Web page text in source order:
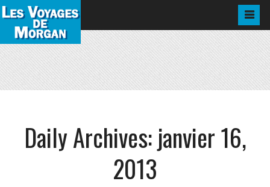
Daily Archives: janvier 16,
2013